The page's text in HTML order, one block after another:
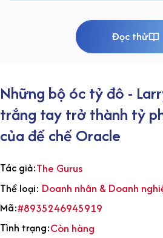
Đọc thử
Những bộ óc tỷ đô -
trắng tay trở thành tỷ
của đế chế Oracle
Tác giả:The Gurus
Thể loại: Doanh nhân & Doanh
Mã:#8935246945919
Tình trạng:Còn hàng